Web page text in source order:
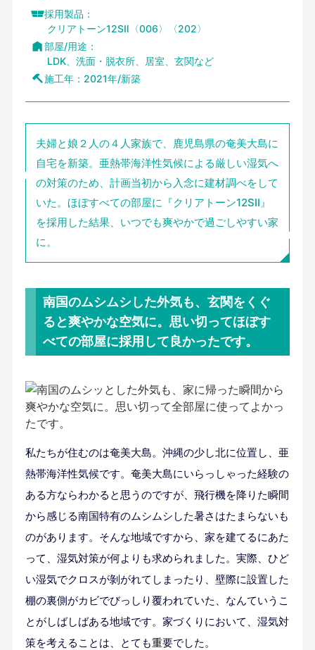
採用製品：
クリアトーン12SⅡ〈006〉〈202〉
部屋/用途：
LDK、洗面・脱衣所、居室、玄関など
施工年： 2021年/新築
夫婦と娘２人の４人家族で、鹿児島県の奄美大島に
自宅を新築。亜熱帯海洋性気候による厳しい湿気へ
の対策のため、計画当初から入念に建材調べをして
いた。ほぼすべての部屋に『クリアトーン12SⅡ』
を採用した結果、いつでも爽やかで過ごしやすい家
に。
南国のムシムシした外気も、玄関をくぐ
ると爽やかな空気に。 思い切ってほぼす
べての部屋に採用して良かったです。
私たちが住むのは奄美大島。沖縄の少し北に位置し、亜
熱帯海洋性気候です。奄美大島にいらっしゃった経験の
ある方ならわかると思うのですが、飛行機を降りた瞬間
から感じる南国特有のムシムシした暑さはたまらないも
のがあります。そんな地域ですから、家を建てるにあた
って、湿気対策が何よりも求められました。実際、ひど
い湿気でクロスが剝がれてしまったり、壁際に設置した
棚の裏側がカビでびっしり覆われていた、なんていうこ
とがしばしばある地域です。家づくりにおいて、湿気対
策を考えることは、とても重要でした。